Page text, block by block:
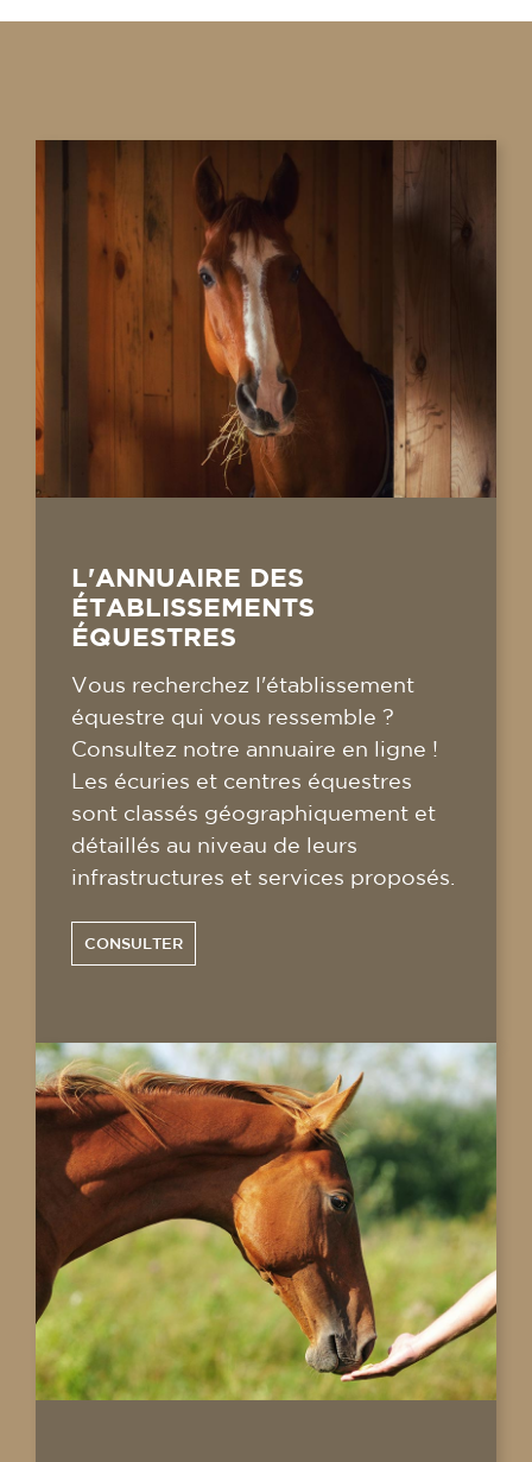
L'ANNUAIRE DES
ÉTABLISSEMENTS
ÉQUESTRES
Vous recherchez l'établissement
équestre qui vous ressemble ?
Consultez notre annuaire en ligne !
Les écuries et centres équestres
sont classés géographiquement et
détaillés au niveau de leurs
infrastructures et services proposés.
CONSULTER